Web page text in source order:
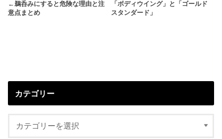
←鵜呑みにすると危険な理由と注
意点まとめ
「ボディウイング」と「ゴールド
スタンダード」
カテゴリー